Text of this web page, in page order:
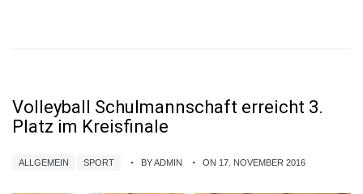
Volleyball Schulmannschaft erreicht 3.
Platz im Kreisfinale
ALLGEMEIN SPORT BY ADMIN ON 17. NOVEMBER 2016